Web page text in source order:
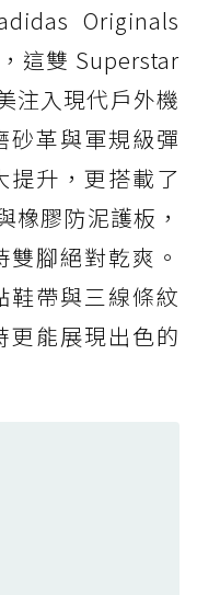
14 GTX：搭
全方位防水神鞋
GORE-TEX：潮
與街頭顏值一次攻
Evo GTX：越野
增高神器一次滿
Motion Access：
裝健走鞋雨天必備
Motion Access：
健走鞋雨天必備
Originals
這雙 Superstar
注入現代戶外機
砂革與軍規級彈
提升，更搭載了
橡膠防泥護板，
腳絕對乾爽。
鞋帶與三線條紋
更能展現出色的